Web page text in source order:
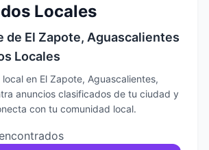
Locales
de El Zapote, Aguascalientes
Locales
en El Zapote, Aguascalientes,
anuncios clasificados de tu ciudad y
con tu comunidad local.